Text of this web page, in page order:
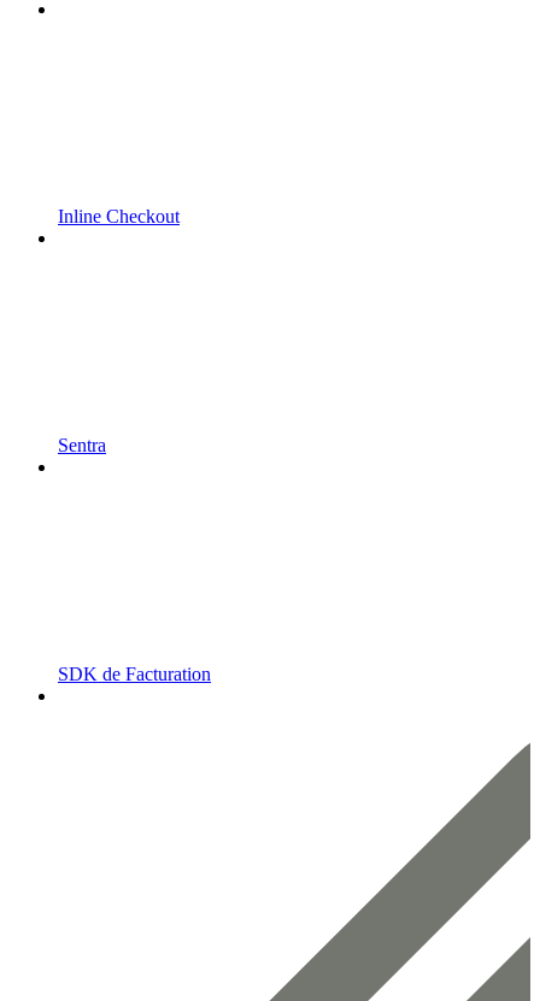
Inline Checkout
Sentra
SDK de Facturation